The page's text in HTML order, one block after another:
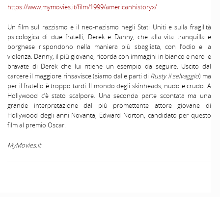
https://www.mymovies.it/film/1999/americanhistoryx/
Un film sul razzismo e il neo-nazismo negli Stati Uniti e sulla fragilità
psicologica di due fratelli, Derek e Danny, che alla vita tranquilla e
borghese rispondono nella maniera più sbagliata, con l’odio e la
violenza. Danny, il più giovane, ricorda con immagini in bianco e nero le
bravate di Derek che lui ritiene un esempio da seguire. Uscito dal
carcere il maggiore rinsavisce (siamo dalle parti di Rusty il selvaggio) ma
per il fratello è troppo tardi. Il mondo degli skinheads, nudo e crudo. A
Hollywood c’è stato scalpore. Una seconda parte scontata ma una
grande interpretazione dal più promettente attore giovane di
Hollywood degli anni Novanta, Edward Norton, candidato per questo
film al premio Oscar.
MyMovies.it